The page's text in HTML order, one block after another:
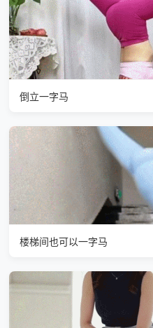
倒立一字马
楼梯间也可以一字马